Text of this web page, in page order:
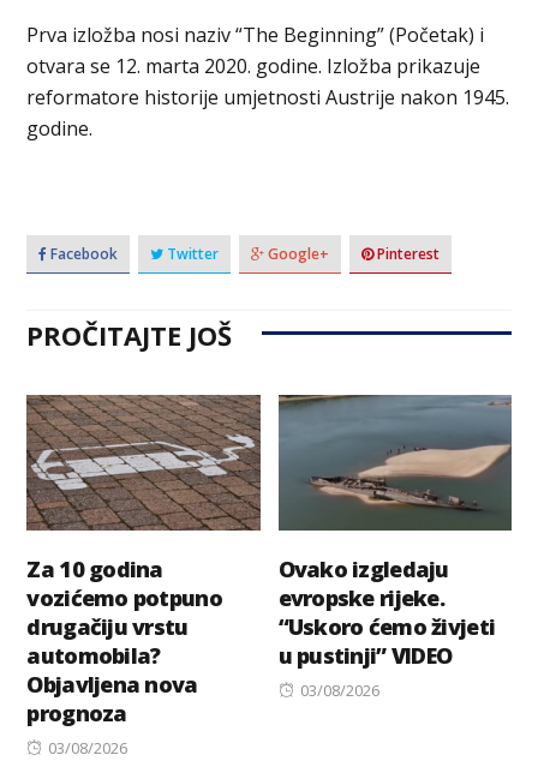
Prva izložba nosi naziv “The Beginning” (Početak) i
otvara se 12. marta 2020. godine. Izložba prikazuje
reformatore historije umjetnosti Austrije nakon 1945.
godine.
Facebook Twitter Google+ Pinterest
PROČITAJTE JOŠ
Za 10 godina
vozićemo potpuno
drugačiju vrstu
automobila?
Objavljena nova
prognoza
Posted
03/08/2026
Ovako izgledaju
evropske rijeke.
“Uskoro ćemo živjeti
u pustinji” VIDEO
Posted
03/08/2026